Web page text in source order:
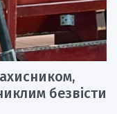
безвісти